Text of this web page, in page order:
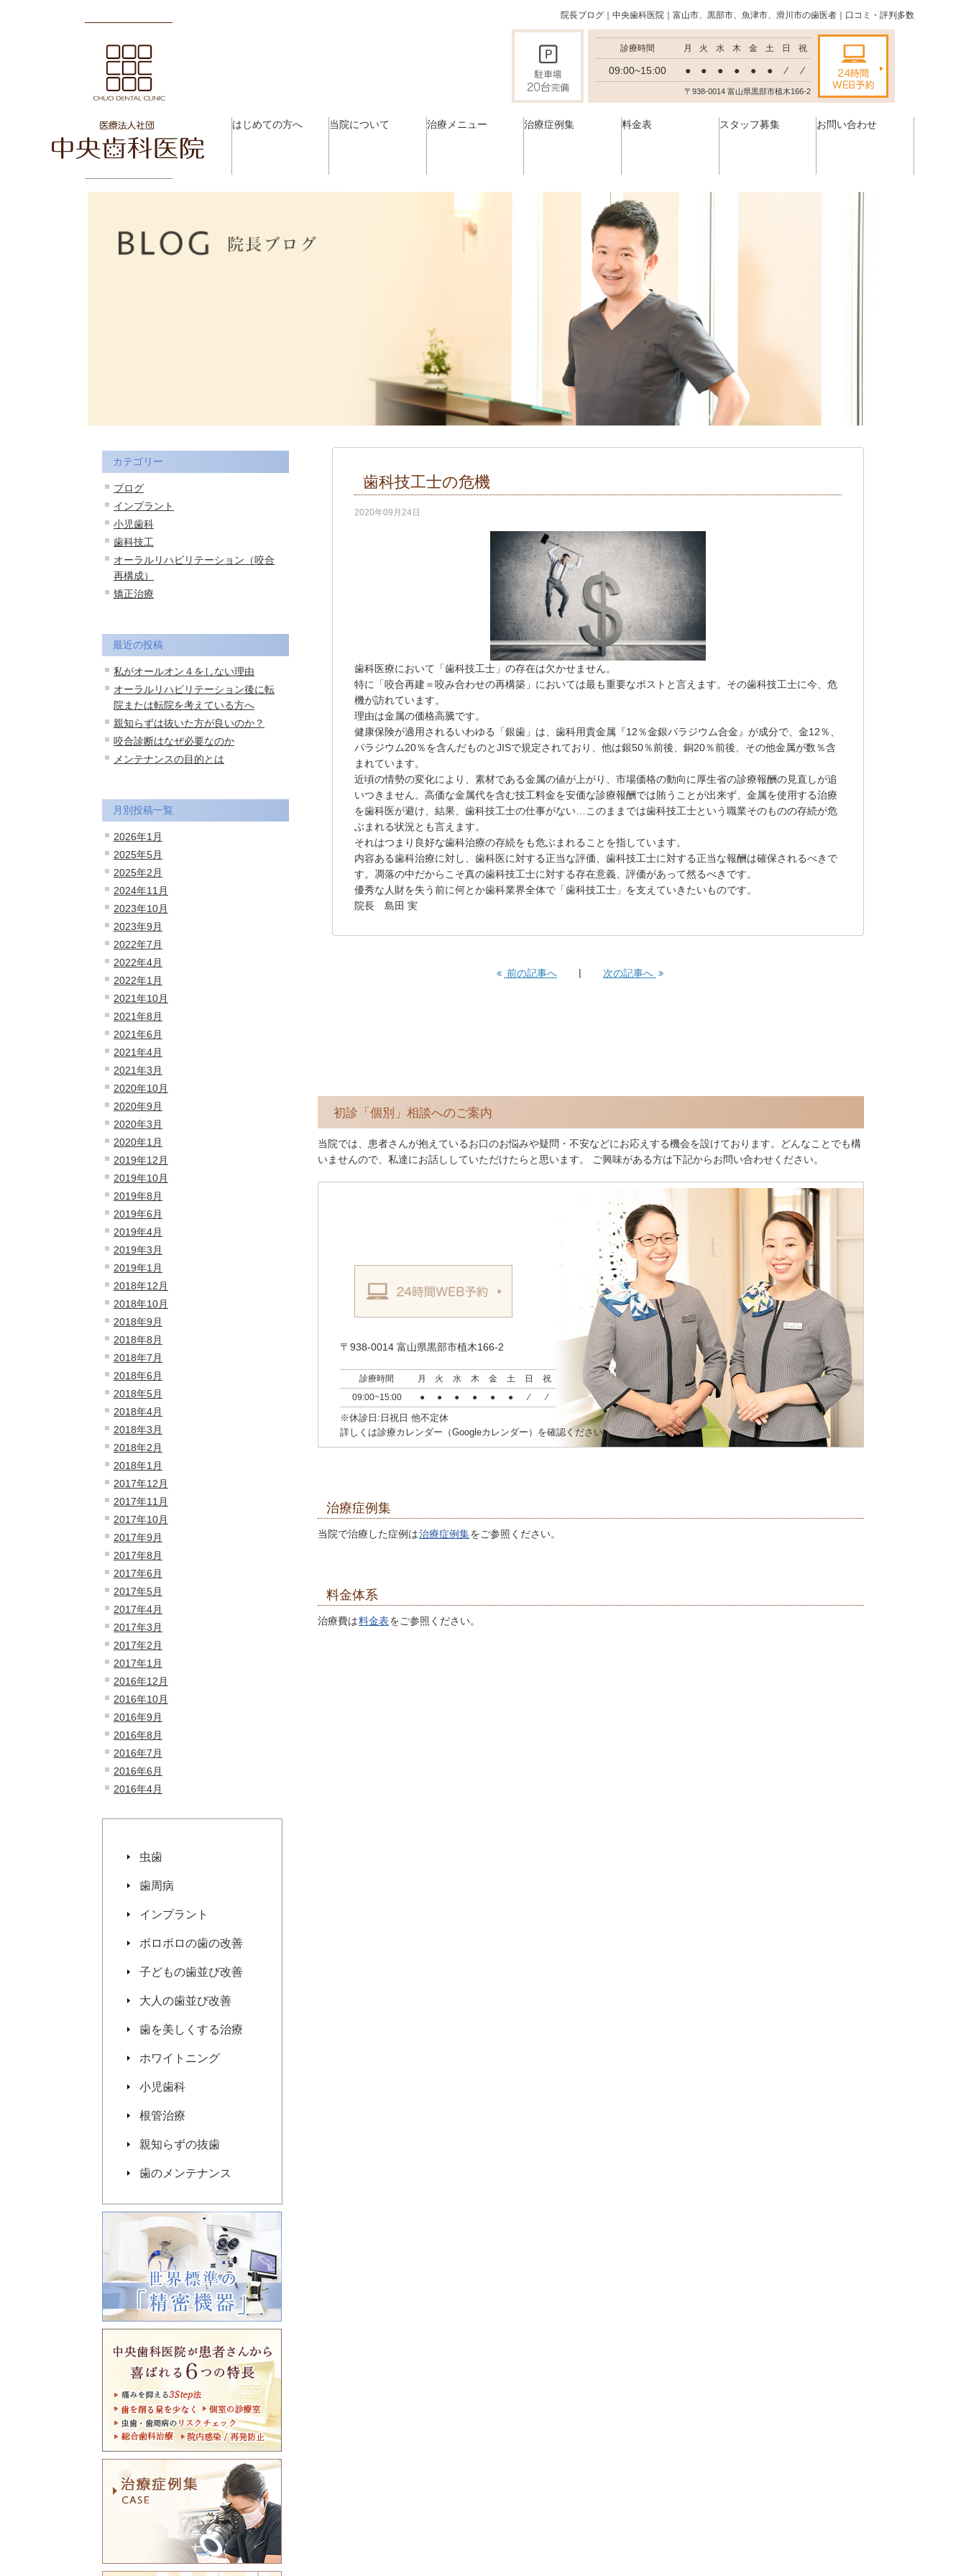
院長ブログ｜中央歯科医院｜富山市、黒部市、魚津市、滑川市の歯医者｜口コミ・評判多数
診療時間 月 火 水 木 金 土 日 祝
09:00~15:00 ● ● ● ● ● ● ⁄ ⁄
〒938-0014 富山県黒部市植木166-2
はじめての方へ 当院について 治療メニュー 治療症例集 料金表 スタッフ募集 お問い合わせ
カテゴリー
ブログ
インプラント
小児歯科
歯科技工
オーラルリハビリテーション（咬合
再構成）
矯正治療
最近の投稿
私がオールオン４をしない理由
オーラルリハビリテーション後に転
院または転院を考えている方へ
親知らずは抜いた方が良いのか？
咬合診断はなぜ必要なのか
メンテナンスの目的とは
月別投稿一覧
2026年1月
2025年5月
2025年2月
2024年11月
2023年10月
2023年9月
2022年7月
2022年4月
2022年1月
2021年10月
2021年8月
2021年6月
2021年4月
2021年3月
2020年10月
2020年9月
2020年3月
2020年1月
2019年12月
2019年10月
2019年8月
2019年6月
2019年4月
2019年3月
2019年1月
2018年12月
2018年10月
2018年9月
2018年8月
2018年7月
2018年6月
2018年5月
2018年4月
2018年3月
2018年2月
2018年1月
2017年12月
2017年11月
2017年10月
2017年9月
2017年8月
2017年6月
2017年5月
2017年4月
2017年3月
2017年2月
2017年1月
2016年12月
2016年10月
2016年9月
2016年8月
2016年7月
2016年6月
2016年4月
虫歯
歯周病
インプラント
ボロボロの歯の改善
子どもの歯並び改善
大人の歯並び改善
歯を美しくする治療
ホワイトニング
小児歯科
根管治療
親知らずの抜歯
歯のメンテナンス
歯科技工士の危機
2020年09月24日
歯科医療において「歯科技工士」の存在は欠かせません。
特に「咬合再建＝咬み合わせの再構築」においては最も重要なポストと言えます。その歯科技工士に今、危
機が訪れています。
理由は金属の価格高騰です。
健康保険が適用されるいわゆる「銀歯」は、歯科用貴金属『12％金銀パラジウム合金』が成分で、金12％、
パラジウム20％を含んだものとJISで規定されており、他は銀50％前後、銅20％前後、その他金属が数％含
まれています。
近頃の情勢の変化により、素材である金属の値が上がり、市場価格の動向に厚生省の診療報酬の見直しが追
いつきません。高価な金属代を含む技工料金を安価な診療報酬では賄うことが出来ず、金属を使用する治療
を歯科医が避け、結果、歯科技工士の仕事がない…このままでは歯科技工士という職業そのものの存続が危
ぶまれる状況とも言えます。
それはつまり良好な歯科治療の存続をも危ぶまれることを指しています。
内容ある歯科治療に対し、歯科医に対する正当な評価、歯科技工士に対する正当な報酬は確保されるべきで
す。凋落の中だからこそ真の歯科技工士に対する存在意義、評価があって然るべきです。
優秀な人財を失う前に何とか歯科業界全体で「歯科技工士」を支えていきたいものです。
院長 島田 実
前の記事へ 次の記事へ
初診「個別」相談へのご案内
当院では、患者さんが抱えているお口のお悩みや疑問・不安などにお応えする機会を設けております。どんなことでも構
いませんので、私達にお話ししていただけたらと思います。 ご興味がある方は下記からお問い合わせください。
〒938-0014 富山県黒部市植木166-2
診療時間 月 火 水 木 金 土 日
祝
09:00~15:00
● ● ● ● ● ● ⁄ ⁄
※休診日:日祝日 他不定休
詳しくは診療カレンダー（Googleカレンダー）を確認ください。
治療症例集
当院で治療した症例は治療症例集をご参照ください。
料金体系
治療費は料金表をご参照ください。